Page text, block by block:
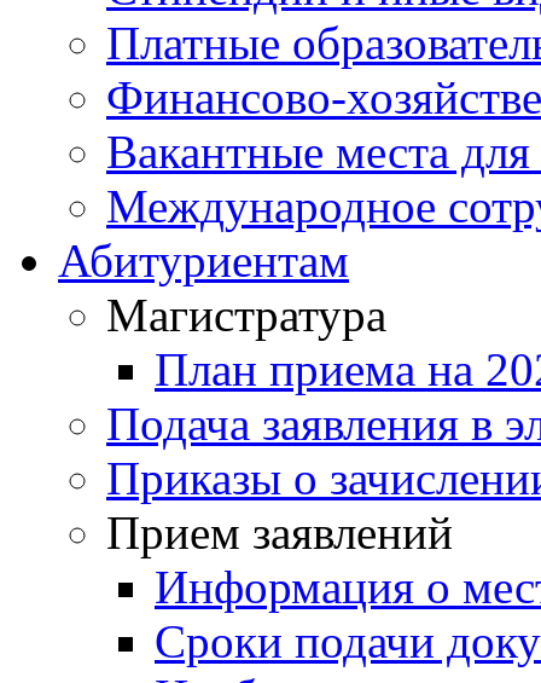
Платные
Финансово-
Вакантные места
Международное
Абитуриентам
Магистратура
План приема на
Подача заявления в
Приказы о
Прием заявлений
Информация о
Сроки подачи